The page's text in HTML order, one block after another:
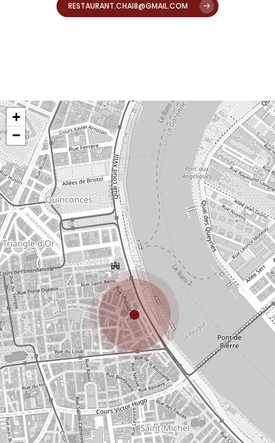
RESTAURANT.CHAI8@GMAIL.COM
+
−